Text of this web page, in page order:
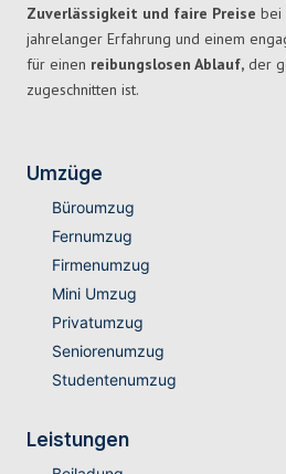
Zuverlässigkeit und faire Preise bei
jahrelanger Erfahrung und einem
für einen reibungslosen Ablauf, der
zugeschnitten ist.
Umzüge
Büroumzug
Fernumzug
Firmenumzug
Mini Umzug
Privatumzug
Seniorenumzug
Studentenumzug
Leistungen